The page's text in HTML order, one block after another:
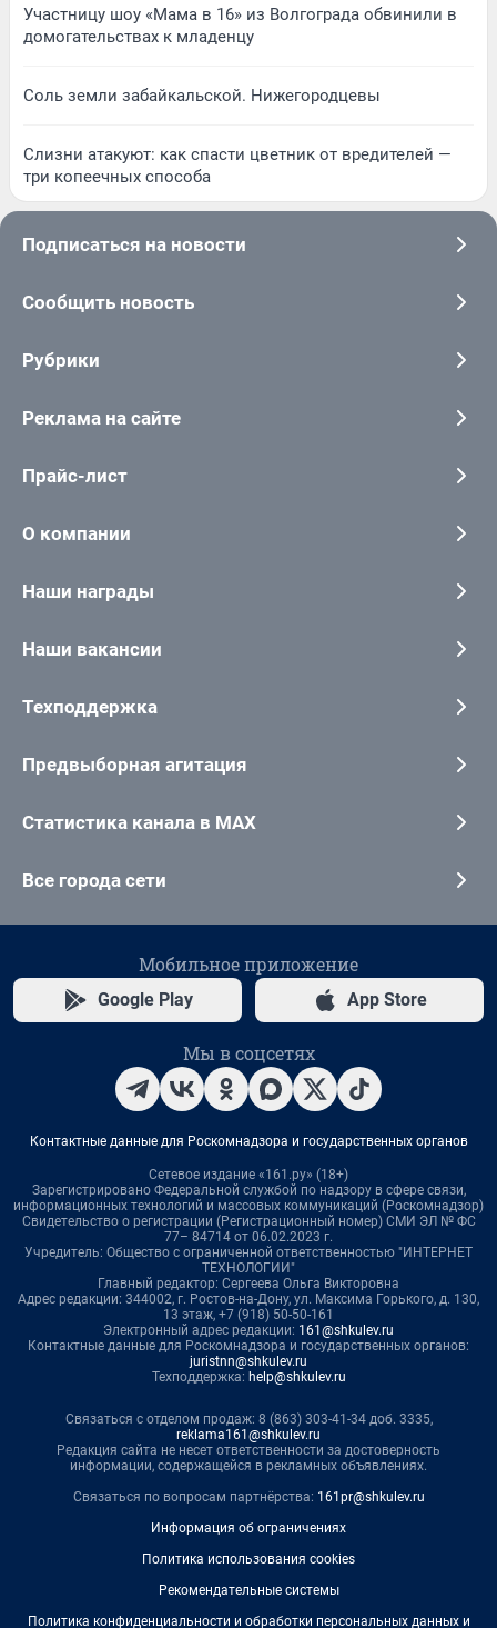
Участницу шоу «Мама в 16» из Волгограда обвинили в
домогательствах к младенцу
Соль земли забайкальской. Нижегородцевы
Слизни атакуют: как спасти цветник от вредителей —
три копеечных способа
Подписаться на новости
Сообщить новость
Рубрики
Реклама на сайте
Прайс-лист
О компании
Наши награды
Наши вакансии
Техподдержка
Предвыборная агитация
Статистика канала в MAX
Все города сети
Мобильное приложение
Google Play App Store
Мы в соцсетях
Контактные данные для Роскомнадзора и государственных органов
Сетевое издание «161.ру» (18+)
Зарегистрировано Федеральной службой по надзору в сфере связи,
информационных технологий и массовых коммуникаций (Роскомнадзор)
Свидетельство о регистрации (Регистрационный номер) СМИ ЭЛ № ФС
77– 84714 от 06.02.2023 г.
Учредитель: Общество с ограниченной ответственностью "ИНТЕРНЕТ
ТЕХНОЛОГИИ"
Главный редактор: Сергеева Ольга Викторовна
Адрес редакции: 344002, г. Ростов-на-Дону, ул. Максима Горького, д. 130,
13 этаж, +7 (918) 50-50-161
Электронный адрес редакции: 161@shkulev.ru
Контактные данные для Роскомнадзора и государственных органов:
juristnn@shkulev.ru
Техподдержка: help@shkulev.ru
Связаться с отделом продаж: 8 (863) 303-41-34 доб. 3335,
reklama161@shkulev.ru
Редакция сайта не несет ответственности за достоверность
информации, содержащейся в рекламных объявлениях.
Связаться по вопросам партнёрства: 161pr@shkulev.ru
Информация об ограничениях
Политика использования cookies
Рекомендательные системы
Политика конфиденциальности и обработки персональных данных и